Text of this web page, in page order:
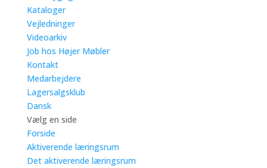
Kataloger
Vejledninger
Videoarkiv
Job hos Højer Møbler
Kontakt
Medarbejdere
Lagersalgsklub
Dansk
Vælg en side
Forside
Aktiverende læringsrum
Det aktiverende læringsrum